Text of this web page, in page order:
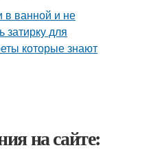
на сайте: